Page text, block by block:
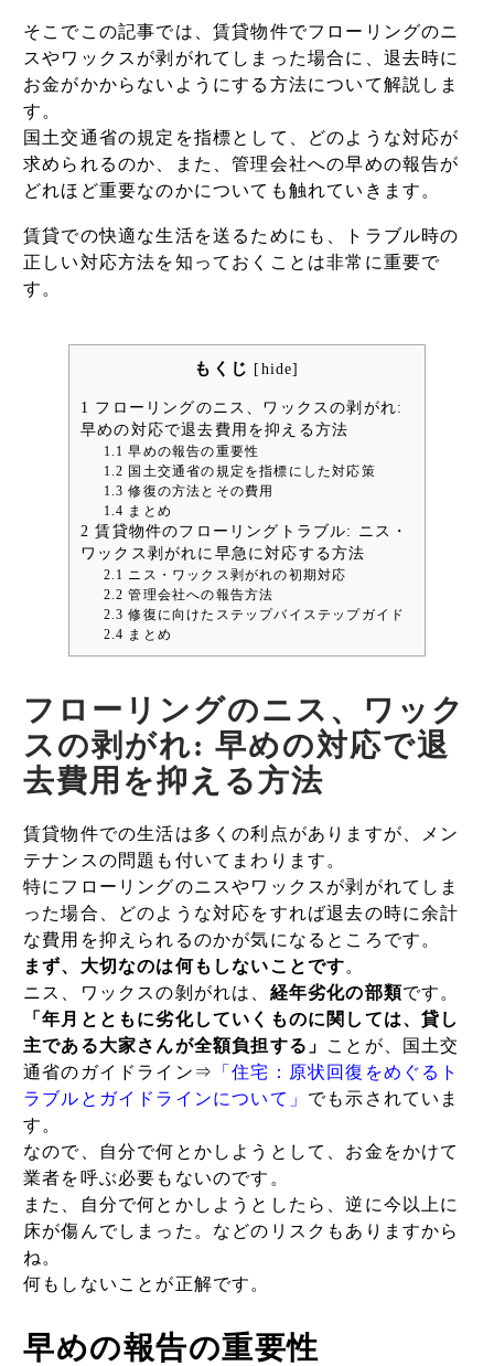
そこでこの記事では、賃貸物件でフローリングのニ
スやワックスが剥がれてしまった場合に、退去時に
お金がかからないようにする方法について解説しま
す。
国土交通省の規定を指標として、どのような対応が
求められるのか、また、管理会社への早めの報告が
どれほど重要なのかについても触れていきます。
賃貸での快適な生活を送るためにも、トラブル時の
正しい対応方法を知っておくことは非常に重要で
す。
もくじ [ hide]
1
フローリングのニス、ワックスの剥がれ:
早めの対応で退去費用を抑える方法
1.1 早めの報告の重要性
1.2 国土交通省の規定を指標にした対応策
1.3 修復の方法とその費用
1.4 まとめ
2 賃貸物件のフローリングトラブル: ニス・
ワックス剥がれに早急に対応する方法
2.1 ニス・ワックス剥がれの初期対応
2.2 管理会社への報告方法
2.3 修復に向けたステップバイステップガイド
2.4 まとめ
フローリングのニス、ワック
スの剥がれ: 早めの対応で退
去費用を抑える方法
賃貸物件での生活は多くの利点がありますが、メン
テナンスの問題も付いてまわります。
特にフローリングのニスやワックスが剥がれてしま
った場合、どのような対応をすれば退去の時に余計
な費用を抑えられるのかが気になるところです。
まず、大切なのは何もしないことです。
ニス、ワックスの剝がれは、 経年劣化の部類です。
「年月とともに劣化していくものに関しては、貸し
主である大家さんが全額負担する」
ことが、国土交
通省のガイドライン⇒
「住宅：原状回復をめぐるト
ラブルとガイドラインについて」 でも示されていま
す。
なので、自分で何とかしようとして、お金をかけて
業者を呼ぶ必要もないのです。
また、自分で何とかしようとしたら、逆に今以上に
床が傷んでしまった。などのリスクもありますから
ね。
何もしないことが正解です。
早めの報告の重要性